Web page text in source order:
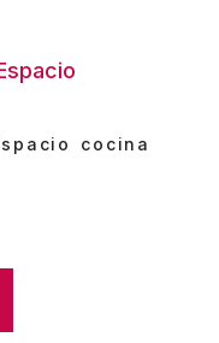
cocina